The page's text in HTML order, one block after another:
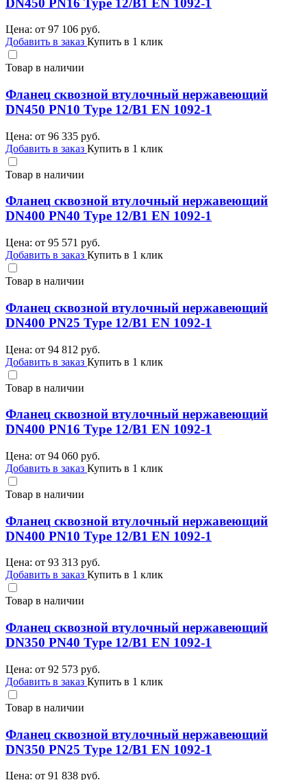
Цена: от 97 106 руб.
Добавить в заказ Купить в 1 клик
Товар в наличии
Фланец сквозной втулочный нержавеющий
DN450 PN10 Type 12/B1 EN 1092-1
Цена: от 96 335 руб.
Добавить в заказ Купить в 1 клик
Товар в наличии
Фланец сквозной втулочный нержавеющий
DN400 PN40 Type 12/B1 EN 1092-1
Цена: от 95 571 руб.
Добавить в заказ Купить в 1 клик
Товар в наличии
Фланец сквозной втулочный нержавеющий
DN400 PN25 Type 12/B1 EN 1092-1
Цена: от 94 812 руб.
Добавить в заказ Купить в 1 клик
Товар в наличии
Фланец сквозной втулочный нержавеющий
DN400 PN16 Type 12/B1 EN 1092-1
Цена: от 94 060 руб.
Добавить в заказ Купить в 1 клик
Товар в наличии
Фланец сквозной втулочный нержавеющий
DN400 PN10 Type 12/B1 EN 1092-1
Цена: от 93 313 руб.
Добавить в заказ Купить в 1 клик
Товар в наличии
Фланец сквозной втулочный нержавеющий
DN350 PN40 Type 12/B1 EN 1092-1
Цена: от 92 573 руб.
Добавить в заказ Купить в 1 клик
Товар в наличии
Фланец сквозной втулочный нержавеющий
DN350 PN25 Type 12/B1 EN 1092-1
Цена: от 91 838 руб.